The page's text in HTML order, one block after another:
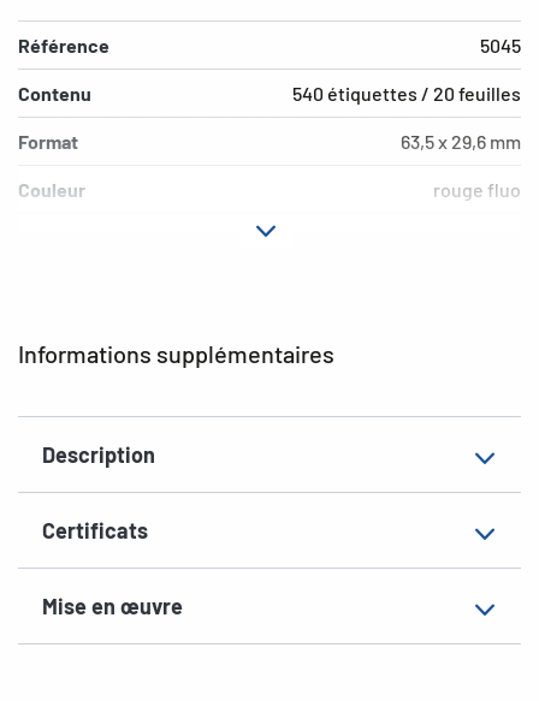
Informations supplémentaires
Description
Certificats
Mise en œuvre
Référence 5045
Contenu 540 étiquettes / 20 feuilles
Format 63,5 x 29,6 mm
Couleur rouge fluo
supplémentaire